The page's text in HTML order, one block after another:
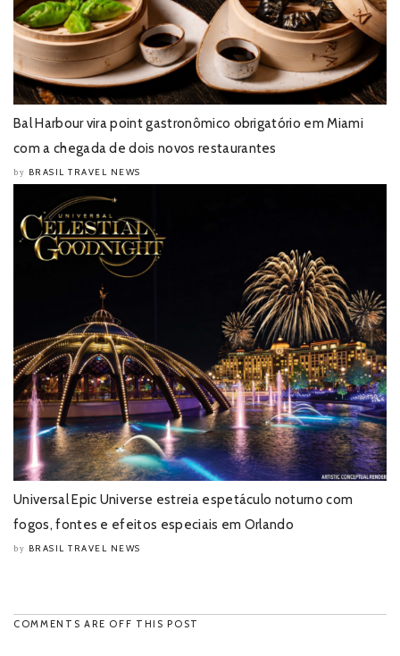
Bal Harbour vira point gastronômico obrigatório em Miami
com a chegada de dois novos restaurantes
by BRASIL TRAVEL NEWS
Universal Epic Universe estreia espetáculo noturno com
fogos, fontes e efeitos especiais em Orlando
by BRASIL TRAVEL NEWS
COMMENTS ARE OFF THIS POST